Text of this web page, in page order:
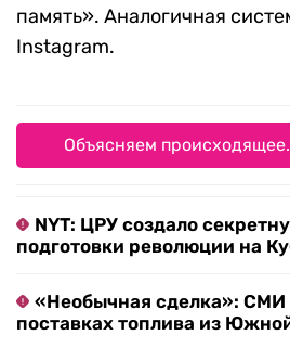
память». Аналогичная
Instagram.
Объясняем происходящее.
NYT: ЦРУ создало
подготовки революции на
«Необычная сделка»: СМИ
поставках топлива из